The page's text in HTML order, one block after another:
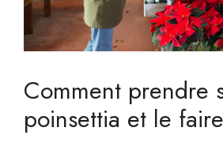
Comment prendre
poinsettia et le